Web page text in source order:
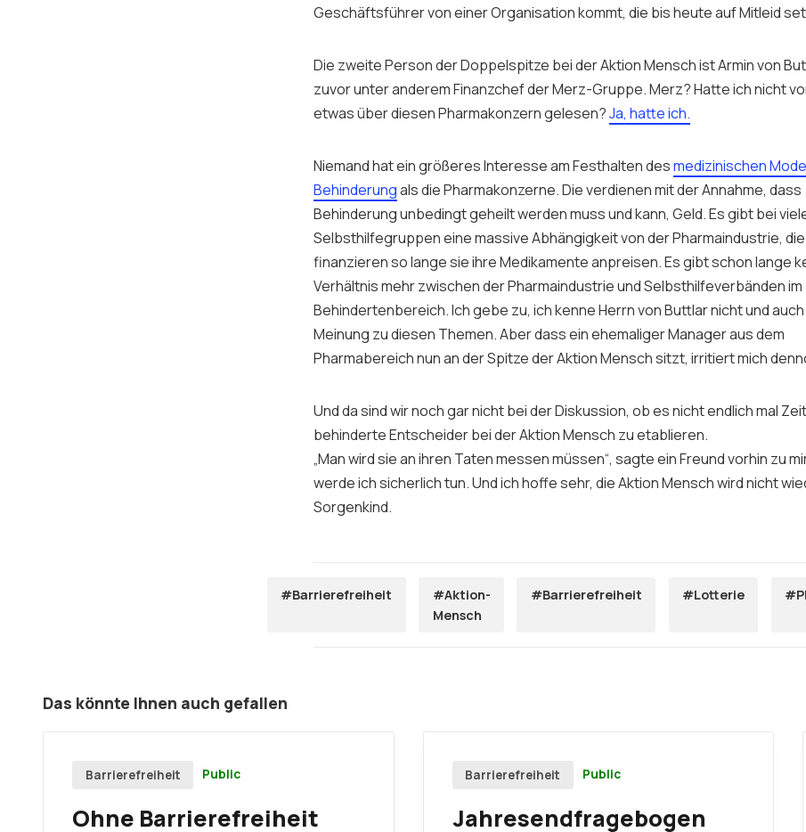
Geschäftsführer von einer Organisation kommt, die bis heute auf Mitleid
Die zweite Person der Doppelspitze bei der Aktion Mensch ist Armin von
zuvor unter anderem Finanzchef der Merz-Gruppe. Merz? Hatte ich nicht
etwas über diesen Pharmakonzern gelesen?Ja, hatte ich.
Niemand hat ein größeres Interesse am Festhalten desmedizinischen
Behinderungals die Pharmakonzerne. Die verdienen mit der Annahme, dass
Behinderung unbedingt geheilt werden muss und kann, Geld. Es gibt bei
Selbsthilfegruppen eine massive Abhängigkeit von der Pharmaindustrie,
finanzieren so lange sie ihre Medikamente anpreisen. Es gibt schon lange
Verhältnis mehr zwischen der Pharmaindustrie und Selbsthilfeverbänden im
Behindertenbereich. Ich gebe zu, ich kenne Herrn von Buttlar nicht und
Meinung zu diesen Themen. Aber dass ein ehemaliger Manager aus dem
Pharmabereich nun an der Spitze der Aktion Mensch sitzt, irritiert mich
Und da sind wir noch gar nicht bei der Diskussion, ob es nicht endlich mal
behinderte Entscheider bei der Aktion Mensch zu etablieren.
„Man wird sie an ihren Taten messen müssen“, sagte ein Freund vorhin zu
werde ich sicherlich tun. Und ich hoffe sehr, die Aktion Mensch wird nicht
Sorgenkind.
#Barrierefreiheit
#Aktion-
Mensch
#Barrierefreiheit #Lotterie
Das könnte Ihnen auch gefallen
Barrierefreiheit Public
Ohne Barrierefreiheit
Barrierefreiheit Public
Jahresendfragebogen